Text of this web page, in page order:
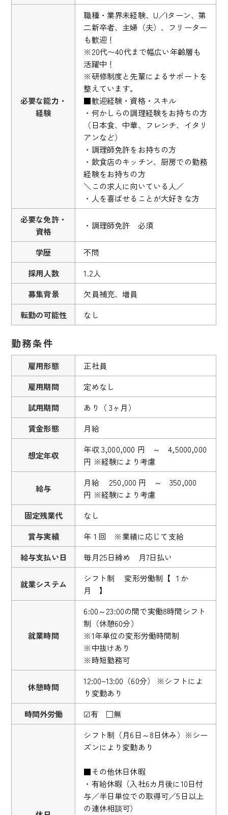
必要な能力・
経験
職種・業界未経験、U／Iターン、第
二新卒者、主婦（夫）、フリーター
も歓迎！
※20代〜40代まで幅広い年齢層も
活躍中！
※研修制度と先輩によるサポートを
整えています。
■歓迎経験・資格・スキル
・何かしらの調理経験をお持ちの方
（日本食、中華、フレンチ、イタリ
アンなど）
・調理師免許をお持ちの方
・飲食店のキッチン、厨房での勤務
経験をお持ちの方
＼この求人に向いている人／
・人を喜ばせることが大好きな方
必要な免許・
資格
・調理師免許 必須
学歴
不問
採用人数
1.2人
募集背景
欠員補充、増員
転勤の可能性
なし
勤務条件
雇用形態
正社員
雇用期間
定めなし
試用期間
あり（ 3ヶ月）
賃金形態
月給
想定年収
年収 3,000,000 円 ～ 4,5000,000
円 ※経験により考慮
給与
月給 250,000 円 ～ 350,000
円 ※経験により考慮
固定残業代
なし
賞与実績
年 1 回 ※業績に応じて支給
給与支払い日
毎月25日締め 月7日払い
就業システム
シフト制 変形労働制【 １か
月 】
就業時間
6:00～23:00の間で実働8時間シフト
制（休憩60分）
※1年単位の変形労働時間制
※中抜けあり
※時短勤務可
休憩時間
12:00~13:00（60分） ※シフトによ
り変動あり
時間外労働
☑有 □無
シフト制（月6日～8日休み）※シー
ズンにより変動あり
■その他休日休暇
・有給休暇（入社6カ月後に10日付
与／半日単位での取得可／5日以上
の連休相談可）